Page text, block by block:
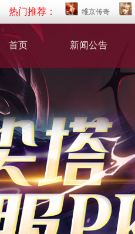
热门推荐： 维京传奇
首页 新闻公告